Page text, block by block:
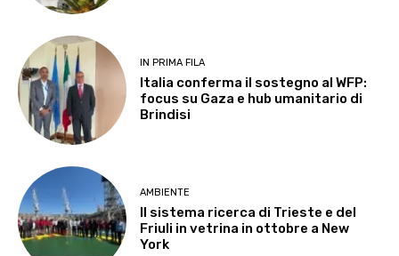
IN PRIMA FILA
Italia conferma il sostegno al WFP:
focus su Gaza e hub umanitario di
Brindisi
AMBIENTE
Il sistema ricerca di Trieste e del
Friuli in vetrina in ottobre a New
York